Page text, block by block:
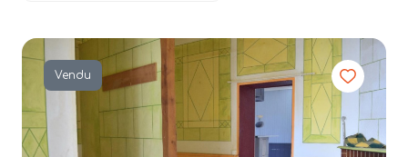
estimation
e-
mail
Vendu